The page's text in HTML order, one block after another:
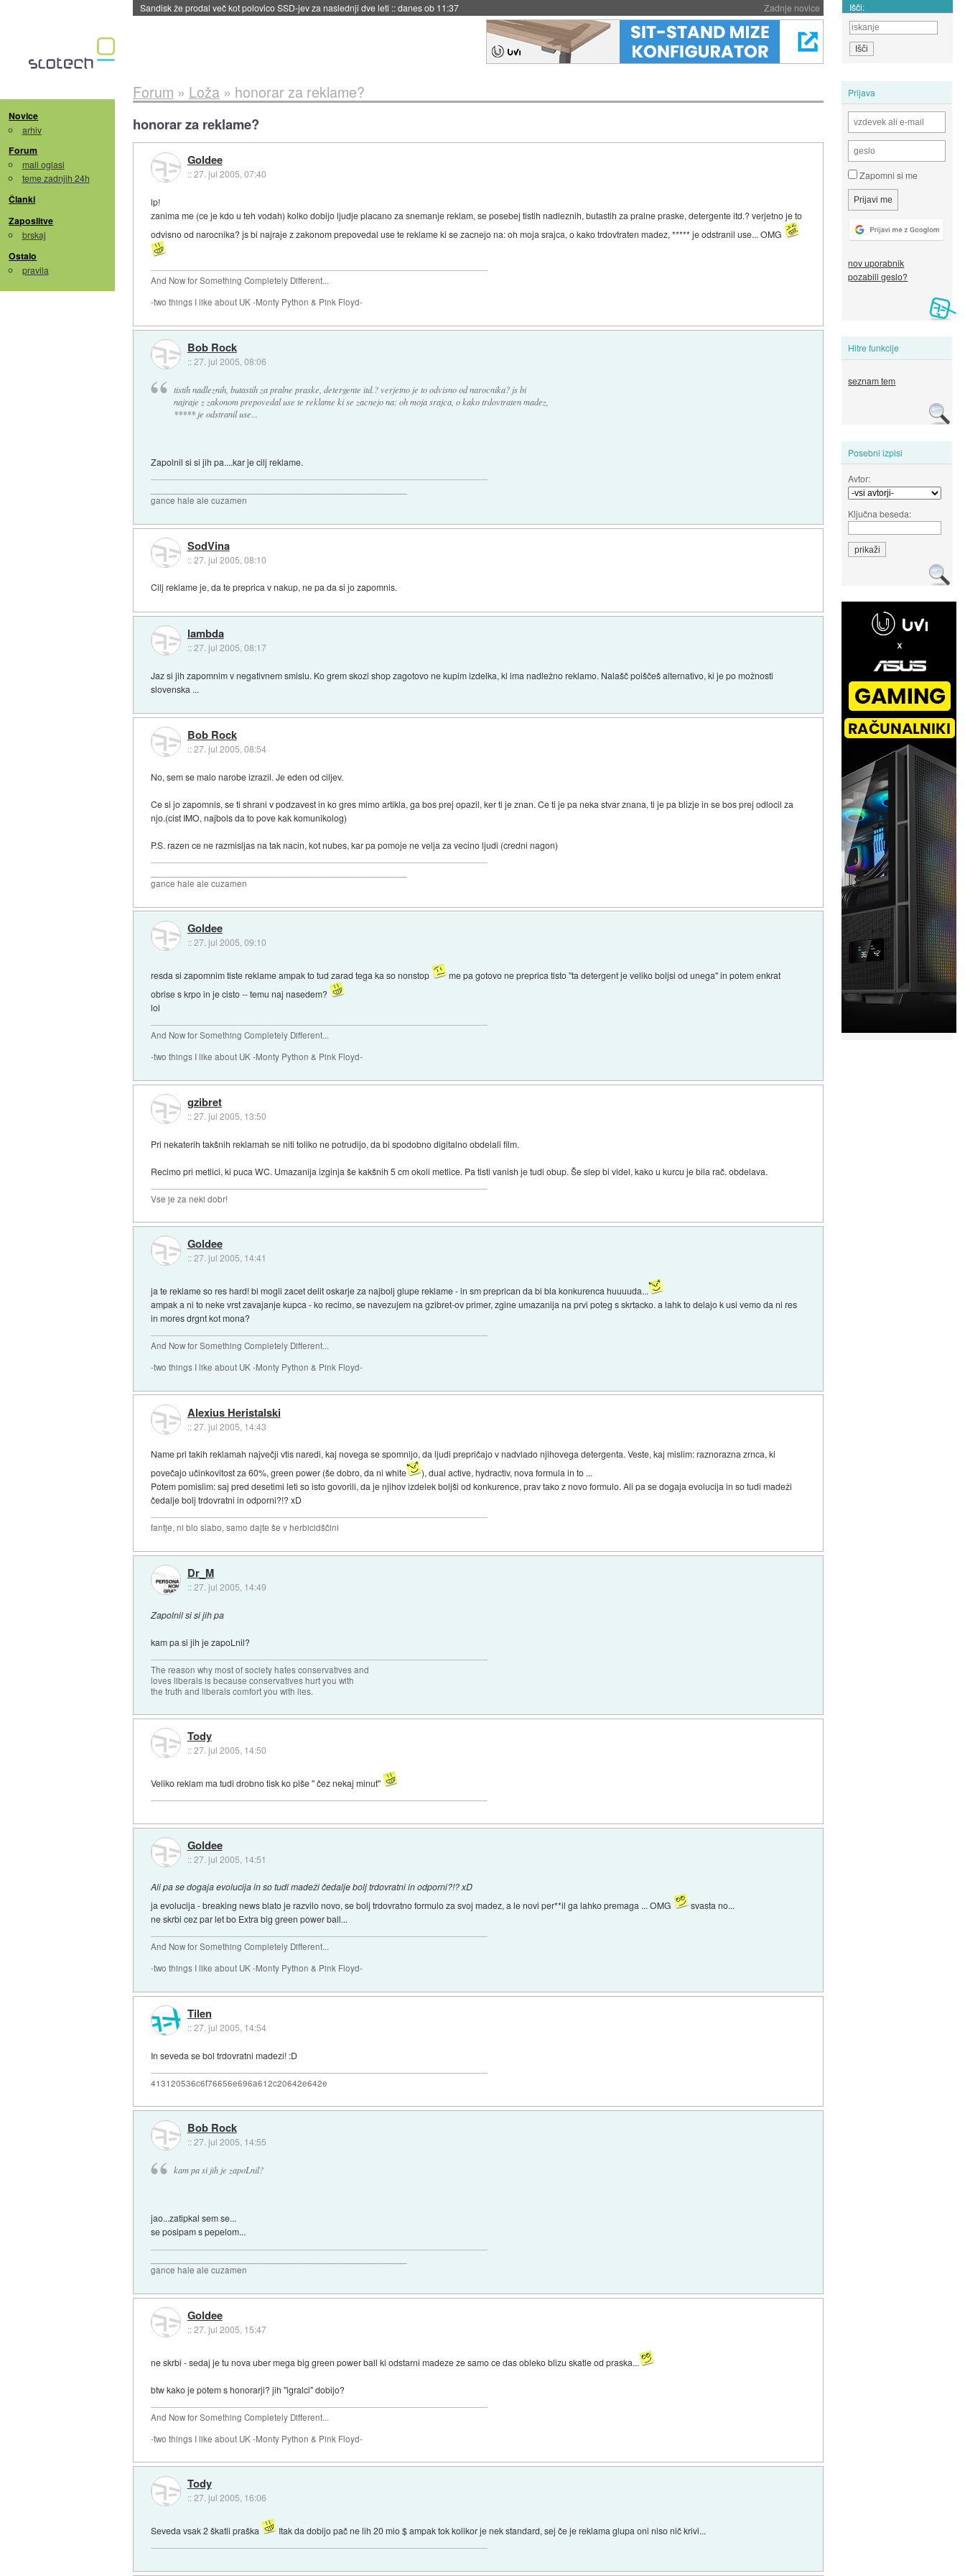
Zadnje novice
Tajvan in Južna Koreja po izvozu prvikrat prehitela Japonsko::danes ob 11:37 Išči:
Novice
arhiv
Forum
mali oglasi
teme zadnjih 24h
Članki
Zaposlitve
brskaj
Ostalo
pravila
Prijava
Zapomni si me
nov uporabnik
pozabili geslo?
Hitre funkcije
seznam tem
Posebni izpisi
Avtor:
Ključna beseda:
Forum » Loža» honorar za reklame?
honorar za reklame?
Goldee
::27. jul 2005, 07:40
lp!
zanima me (ce je kdo u teh vodah) kolko dobijo ljudje placano za snemanje reklam, se posebej tistih nadleznih, butastih za pralne praske, detergente itd.? verjetno je to
odvisno od narocnika? js bi najraje z zakonom prepovedal use te reklame ki se zacnejo na: oh moja srajca, o kako trdovtraten madez, ***** je odstranil use... OMG
And Now for Something Completely Different...
-two things I like about UK -Monty Python & Pink Floyd-
Bob Rock
::27. jul 2005, 08:06
tistih nadleznih, butastih za pralne praske, detergente itd.? verjetno je to odvisno od narocnika? js bi
najraje z zakonom prepovedal use te reklame ki se zacnejo na: oh moja srajca, o kako trdovtraten madez,
***** je odstranil use...
Zapolnil si si jih pa....kar je cilj reklame.
gance hale ale cuzamen
SodVina
::27. jul 2005, 08:10
Cilj reklame je, da te preprica v nakup, ne pa da si jo zapomnis.
lambda
::27. jul 2005, 08:17
Jaz si jih zapomnim v negativnem smislu. Ko grem skozi shop zagotovo ne kupim izdelka, ki ima nadležno reklamo. Nalašč poiščeš alternativo, ki je po možnosti
slovenska ...
Bob Rock
::27. jul 2005, 08:54
No, sem se malo narobe izrazil. Je eden od ciljev.
Ce si jo zapomnis, se ti shrani v podzavest in ko gres mimo artikla, ga bos prej opazil, ker ti je znan. Ce ti je pa neka stvar znana, ti je pa blizje in se bos prej odlocil za
njo.(cist IMO, najbols da to pove kak komunikolog)
P.S. razen ce ne razmisljas na tak nacin, kot nubes, kar pa pomoje ne velja za vecino ljudi (credni nagon)
gance hale ale cuzamen
Goldee
::27. jul 2005, 09:10
resda si zapomnim tiste reklame ampak to tud zarad tega ka so nonstop
me pa gotovo ne preprica tisto "ta detergent je veliko boljsi od unega" in potem enkrat
obrise s krpo in je cisto -- temu naj nasedem?
lol
And Now for Something Completely Different...
-two things I like about UK -Monty Python & Pink Floyd-
gzibret
::27. jul 2005, 13:50
Pri nekaterih takšnih reklamah se niti toliko ne potrudijo, da bi spodobno digitalno obdelali film.
Recimo pri metlici, ki puca WC. Umazanija izginja še kakšnih 5 cm okoli metlice. Pa tisti vanish je tudi obup. Še slep bi videl, kako u kurcu je bila rač. obdelava.
Vse je za neki dobr!
Goldee
::27. jul 2005, 14:41
ja te reklame so res hard! bi mogli zacet delit oskarje za najbolj glupe reklame - in sm preprican da bi bla konkurenca huuuuda...
ampak a ni to neke vrst zavajanje kupca - ko recimo, se navezujem na gzibret-ov primer, zgine umazanija na prvi poteg s skrtacko. a lahk to delajo k usi vemo da ni res
in mores drgnt kot mona?
And Now for Something Completely Different...
-two things I like about UK -Monty Python & Pink Floyd-
Alexius Heristalski
::27. jul 2005, 14:43
Name pri takih reklamah največji vtis naredi, kaj novega se spomnijo, da ljudi prepričajo v nadvlado njihovega detergenta. Veste, kaj mislim: raznorazna zrnca, ki
povečajo učinkovitost za 60%, green power (še dobro, da ni white
), dual active, hydractiv, nova formula in to ...
Potem pomislim: saj pred desetimi leti so isto govorili, da je njihov izdelek boljši od konkurence, prav tako z novo formulo. Ali pa se dogaja evolucija in so tudi madeži
čedalje bolj trdovratni in odporni?!? xD
fantje, ni blo slabo, samo dajte še v herbicidščini
Dr_M
::27. jul 2005, 14:49
Zapolnil si si jih pa
kam pa si jih je zapoLnil?
The reason why most of society hates conservatives and
loves liberals is because conservatives hurt you with
the truth and liberals comfort you with lies.
Tody
::27. jul 2005, 14:50
Veliko reklam ma tudi drobno tisk ko piše " čez nekaj minut"
Goldee
::27. jul 2005, 14:51
Ali pa se dogaja evolucija in so tudi madeži čedalje bolj trdovratni in odporni?!? xD
ja evolucija - breaking news blato je razvilo novo, se bolj trdovratno formulo za svoj madez, a le novi per**il ga lahko premaga ... OMG
svasta no...
ne skrbi cez par let bo Extra big green power ball...
And Now for Something Completely Different...
-two things I like about UK -Monty Python & Pink Floyd-
Tilen
::27. jul 2005, 14:54
In seveda se bol trdovratni madezi! :D
413120536c6f76656e696a612c20642e642e
Bob Rock
::27. jul 2005, 14:55
kam pa si jih je zapoLnil?
jao...zatipkal sem se...
se posipam s pepelom...
gance hale ale cuzamen
Goldee
::27. jul 2005, 15:47
ne skrbi - sedaj je tu nova uber mega big green power ball ki odstarni madeze ze samo ce das obleko blizu skatle od praska...
btw kako je potem s honorarji? jih "igralci" dobijo?
And Now for Something Completely Different...
-two things I like about UK -Monty Python & Pink Floyd-
Tody
::27. jul 2005, 16:06
Seveda vsak 2 škatli praška Itak da dobijo pač ne lih 20 mio $ ampak tok kolikor je nek standard, sej če je reklama glupa oni niso nič krivi...